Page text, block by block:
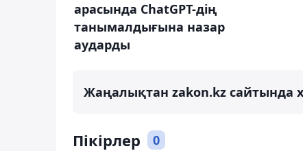
арасында ChatGPT-дің
танымалдығына назар
аударды
Жаңалықтан zakon.kz сайтында
Пікірлер 0